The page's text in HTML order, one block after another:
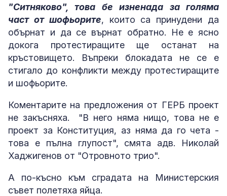
"Ситняково", това бе изненада за голяма
част от шофьорите, които са принудени да
обърнат и да се върнат обратно. Не е ясно
докога протестиращите ще останат на
кръстовището. Въпреки блокадата не се е
стигало до конфликти между протестиращите
и шофьорите.
Коментарите на предложения от ГЕРБ проект
не закъсняха. "В него няма нищо, това не е
проект за Конституция, аз няма да го чета -
това е пълна глупост", смята адв. Николай
Хаджигенов от "Отровното трио".
А по-късно към сградата на Министерския
съвет полетяха яйца.